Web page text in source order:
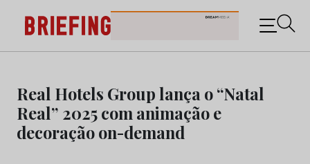
content
Briefing: Todas as notícias sobre os negócios do
Marketing e da Publicidade
Real Hotels Group lança o “Natal
Real” 2025 com animação e
decoração on-demand